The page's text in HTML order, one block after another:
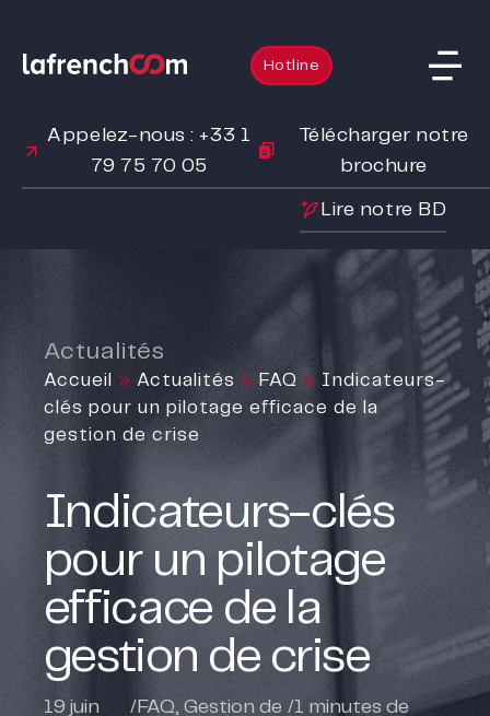
Hotline
Appelez-nous : +33 1
79 75 70 05
Télécharger notre
brochure
Lire notre BD
Actualités
Accueil » Actualités » FAQ » Indicateurs-
clés pour un pilotage efficace de la
gestion de crise
Indicateurs-clés
pour un pilotage
efficace de la
gestion de crise
19 juin
/FAQ, Gestion de /1 minutes de